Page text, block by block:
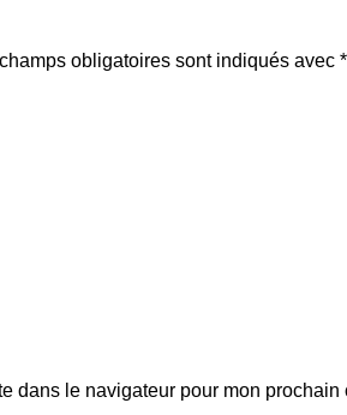
obligatoires sont indiqués avec *
dans le navigateur pour mon prochain